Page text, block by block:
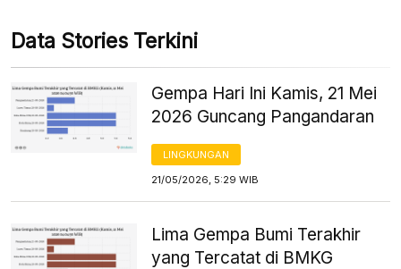
Data Stories Terkini
Gempa Hari Ini Kamis, 21 Mei
2026 Guncang Pangandaran
LINGKUNGAN
21/05/2026, 5:29 WIB
Lima Gempa Bumi Terakhir
yang Tercatat di BMKG